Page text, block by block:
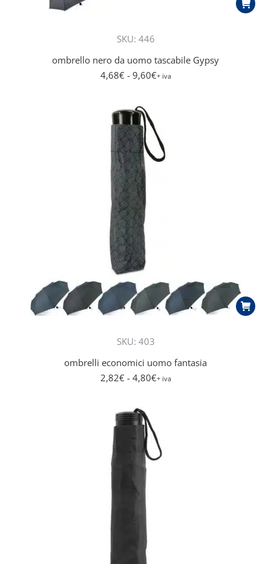
SKU: 446
ombrello nero da uomo tascabile Gypsy
4,68€- 9,60€+ iva
SKU: 403
ombrelli economici uomo fantasia
2,82€- 4,80€+ iva